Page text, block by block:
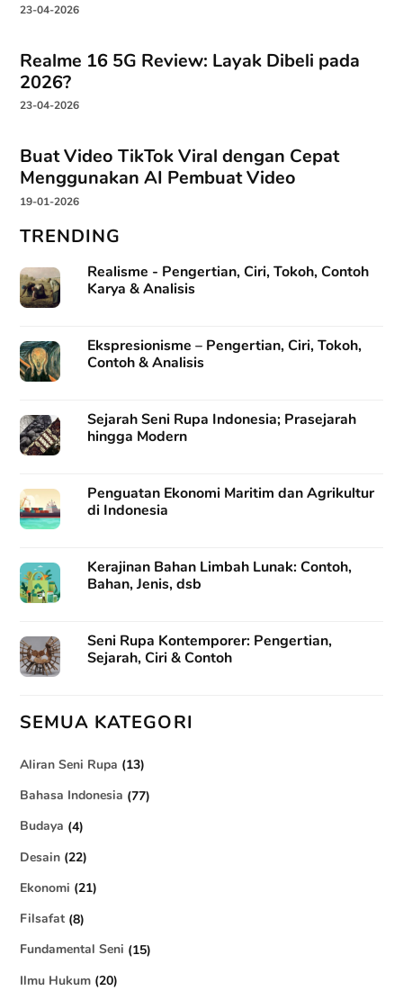
23-04-2026
Realme 16 5G Review: Layak Dibeli pada
2026?
23-04-2026
Buat Video TikTok Viral dengan Cepat
Menggunakan AI Pembuat Video
19-01-2026
TRENDING
Realisme - Pengertian, Ciri, Tokoh, Contoh
Karya & Analisis
Ekspresionisme – Pengertian, Ciri, Tokoh,
Contoh & Analisis
Sejarah Seni Rupa Indonesia; Prasejarah
hingga Modern
Penguatan Ekonomi Maritim dan Agrikultur
di Indonesia
Kerajinan Bahan Limbah Lunak: Contoh,
Bahan, Jenis, dsb
Seni Rupa Kontemporer: Pengertian,
Sejarah, Ciri & Contoh
SEMUA KATEGORI
Aliran Seni Rupa (13)
Bahasa Indonesia (77)
Budaya (4)
Desain (22)
Ekonomi (21)
Filsafat (8)
Fundamental Seni (15)
Ilmu Hukum (20)